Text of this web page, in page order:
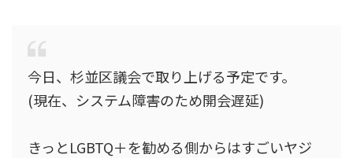
今日、杉並区議会で取り上げる予定です。
(現在、システム障害のため開会遅延)
きっとLGBTQ＋を勧める側からはすごいヤジ